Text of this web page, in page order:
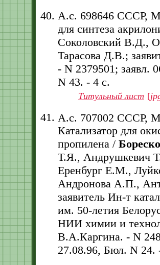
А.с. 698646 СССР,
для синтеза
Соколовский В.Д.,
Тарасова Д.В.;
- N 2379501; заявл.
N 43. - 4 с.
Титульный лист [
А.с. 707002 СССР,
Катализатор для
пропилена /
Т.Я., Андрушкевич
Еренбург Е.М.,
Андронова А.П.,
заявитель Ин-т
им. 50-летия
НИИ химии и
В.А.Каргина. - N
27.08.96, Бюл. N 24.